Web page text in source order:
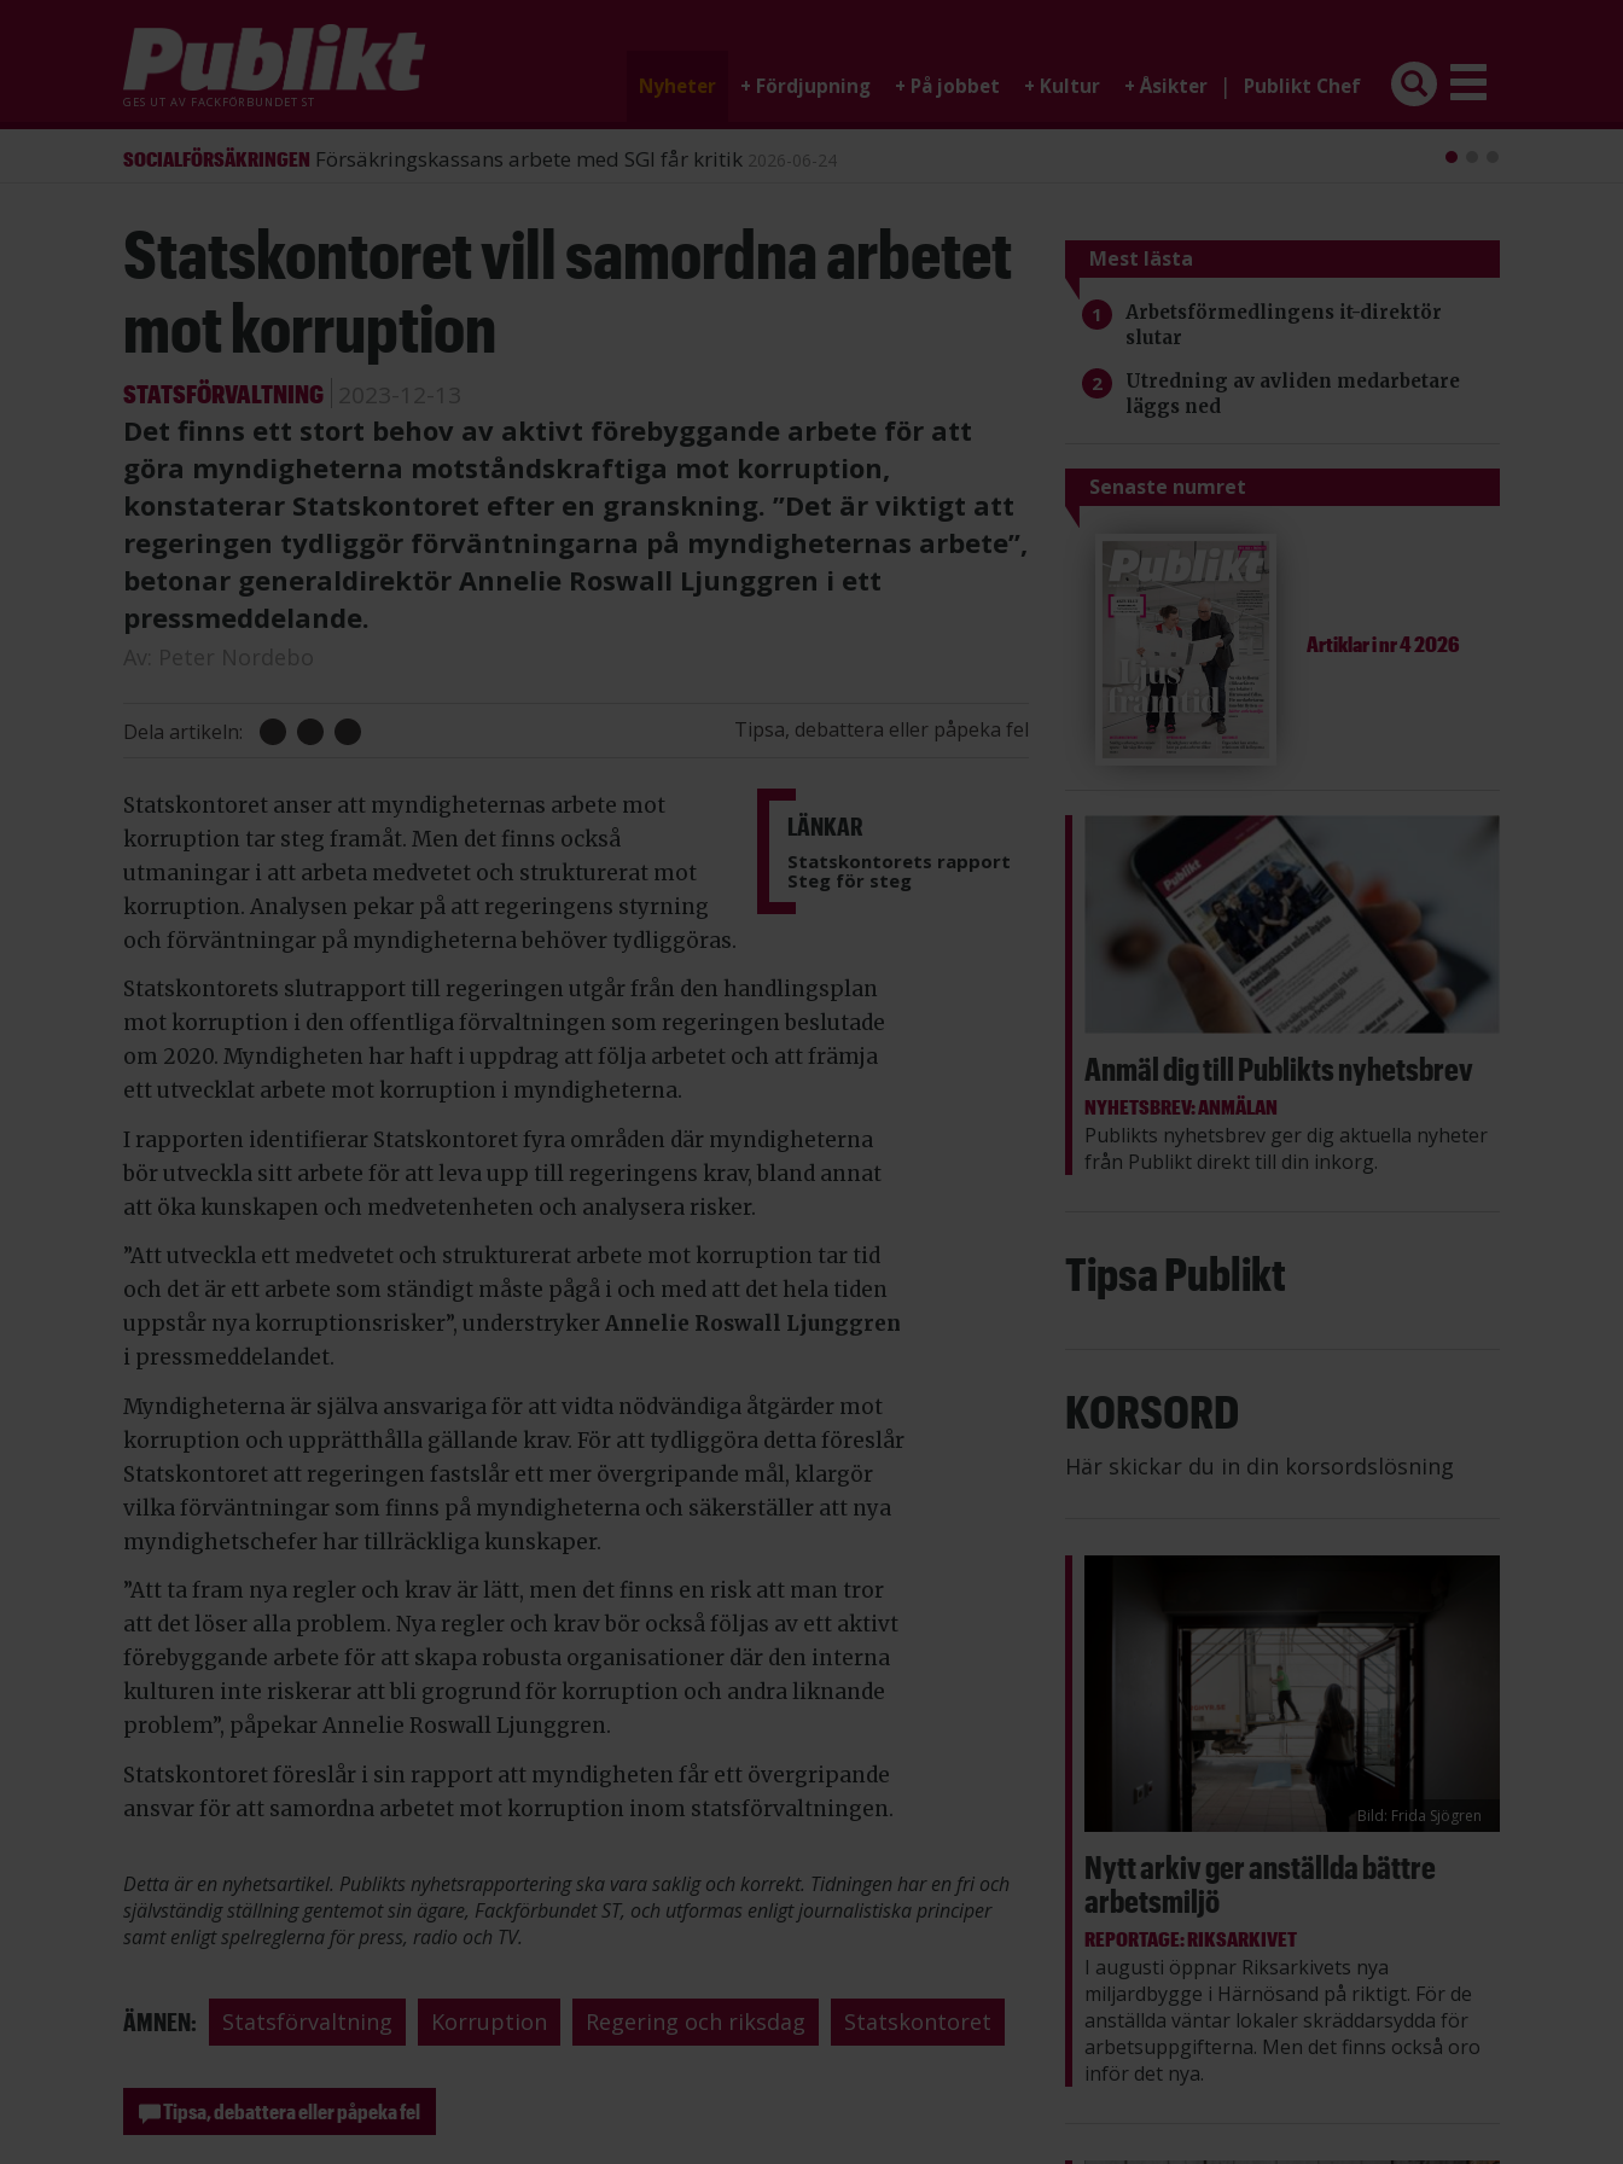
huvudinnehåll
GES UT AV FACKFÖRBUNDET ST
Nyheter + Fördjupning + På jobbet + Kultur + Åsikter | Publikt Chef
ARBETSRÄTT ST förlorade mål mot Energimyndigheten 2026-06-25
Statskontoret vill samordna arbetet
mot korruption
STATSFÖRVALTNING
Det finns ett stort behov av aktivt förebyggande arbete för att
göra myndigheterna motståndskraftiga mot korruption,
konstaterar Statskontoret efter en granskning. ”Det är viktigt att
regeringen tydliggör förväntningarna på myndigheternas arbete”,
betonar generaldirektör Annelie Roswall Ljunggren i ett
pressmeddelande.
Dela artikeln: Tipsa, debattera eller påpeka fel
LÄNKAR
Statskontorets rapport
Steg för steg
Statskontoret anser att myndigheternas arbete mot
korruption tar steg framåt. Men det finns också
utmaningar i att arbeta medvetet och strukturerat mot
korruption. Analysen pekar på att regeringens styrning
och förväntningar på myndigheterna behöver tydliggöras.
Statskontorets slutrapport till regeringen utgår från den handlingsplan
mot korruption i den offentliga förvaltningen som regeringen beslutade
om 2020. Myndigheten har haft i uppdrag att följa arbetet och att främja
ett utvecklat arbete mot korruption i myndigheterna.
I rapporten identifierar Statskontoret fyra områden där myndigheterna
bör utveckla sitt arbete för att leva upp till regeringens krav, bland annat
att öka kunskapen och medvetenheten och analysera risker.
”Att utveckla ett medvetet och strukturerat arbete mot korruption tar tid
och det är ett arbete som ständigt måste pågå i och med att det hela tiden
uppstår nya korruptionsrisker”, understrykerAnnelie Roswall Ljunggren
i pressmeddelandet.
Myndigheterna är själva ansvariga för att vidta nödvändiga åtgärder mot
korruption och upprätthålla gällande krav. För att tydliggöra detta föreslår
Statskontoret att regeringen fastslår ett mer övergripande mål, klargör
vilka förväntningar som finns på myndigheterna och säkerställer att nya
myndighetschefer har tillräckliga kunskaper.
”Att ta fram nya regler och krav är lätt, men det finns en risk att man tror
att det löser alla problem. Nya regler och krav bör också följas av ett aktivt
förebyggande arbete för att skapa robusta organisationer där den interna
kulturen inte riskerar att bli grogrund för korruption och andra liknande
problem”, påpekar Annelie Roswall Ljunggren.
Statskontoret föreslår i sin rapport att myndigheten får ett övergripande
ansvar för att samordna arbetet mot korruption inom statsförvaltningen.
Detta är en nyhetsartikel. Publikts nyhetsrapportering ska vara saklig och korrekt. Tidningen har en fri och
självständig ställning gentemot sin ägare, Fackförbundet ST, och utformas enligt journalistiska principer
samt enligt spelreglerna för press, radio och TV.
ÄMNEN: Statsförvaltning Korruption Regering och riksdag Statskontoret
Tipsa, debattera eller påpeka fel
Mest lästa
Arbetsförmedlingens it-direktör
slutar
Utredning av avliden medarbetare
läggs ned
Senaste numret
Artiklar inr 4 2026
Anmäl dig till Publikts nyhetsbrev
NYHETSBREV: ANMÄLAN
Publikts nyhetsbrev ger dig aktuella nyheter
från Publikt direkt till din inkorg.
Tipsa Publikt
KORSORD
Här skickar du in din korsordslösning
Bild: Frida Sjögren
Nytt arkiv ger anställda bättre
arbetsmiljö
REPORTAGE: RIKSARKIVET
I augusti öppnar Riksarkivets nya
miljardbygge i Härnösand på riktigt. För de
anställda väntar lokaler skräddarsydda för
arbetsuppgifterna. Men det finns också oro
inför det nya.